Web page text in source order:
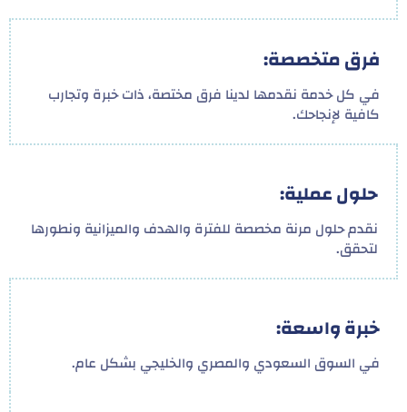
فرق متخصصة:
في كل خدمة نقدمها لدينا فرق مختصة، ذات خبرة وتجارب
كافية لإنجاحك.
حلول عملية:
نقدم حلول مرنة مخصصة للفترة والهدف والميزانية ونطورها
لتحقق.
خبرة واسعة:
في السوق السعودي والمصري والخليجي بشكل عام.